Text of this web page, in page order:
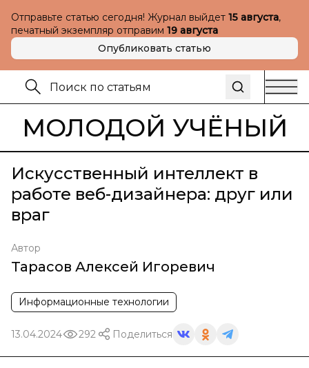
Отправьте статью сегодня! Журнал выйдет 15 августа,
печатный экземпляр отправим 19 августа
Опубликовать статью
МОЛОДОЙ УЧЁНЫЙ
Искусственный интеллект в
работе веб-дизайнера: друг или
враг
Автор
Тарасов Алексей Игоревич
Информационные технологии
13.04.2024 292 Поделиться